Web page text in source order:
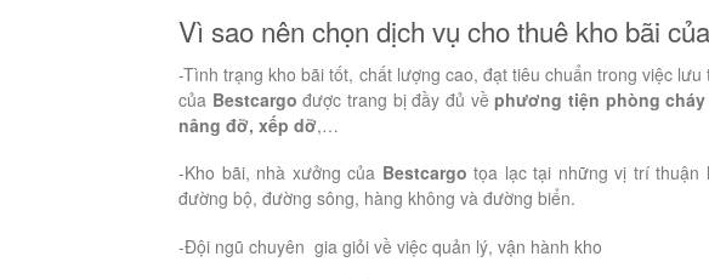
Vì sao nên chọn dịch vụ cho thuê kho bãi
-Tình trạng kho bãi tốt, chất lượng cao, đạt tiêu chuẩn trong việc
của Bestcargo được trang bị đầy đủ vềphương tiện phòng
nâng đỡ, xếp dỡ,…
-Kho bãi, nhà xưởng của Bestcargo tọa lạc tại những vị trí thuận
đường bộ, đường sông, hàng không và đường biển.
-Đội ngũ chuyên gia giỏi về việc quản lý, vận hành kho